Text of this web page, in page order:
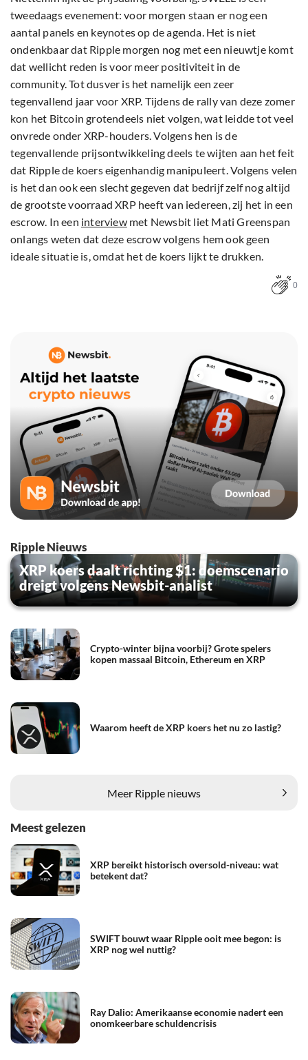
tweedaags evenement: voor morgen staan er nog een
aantal panels en keynotes op de agenda. Het is niet
ondenkbaar dat Ripple morgen nog met een nieuwtje komt
dat wellicht reden is voor meer positiviteit in de
community. Tot dusver is het namelijk een zeer
tegenvallend jaar voor XRP. Tijdens de rally van deze zomer
kon het Bitcoin grotendeels niet volgen, wat leidde tot veel
onvrede onder XRP-houders. Volgens hen is de
tegenvallende prijsontwikkeling deels te wijten aan het feit
dat Ripple de koers eigenhandig manipuleert. Volgens velen
is het dan ook een slecht gegeven dat bedrijf zelf nog altijd
de grootste voorraad XRP heeft van iedereen, zij het in een
escrow. In een interviewmet Newsbit liet Mati Greenspan
onlangs weten dat deze escrow volgens hem ook geen
ideale situatie is, omdat het de koers lijkt te drukken.
0
Ripple Nieuws
XRP koers daalt richting $1: doemscenario
dreigt volgens Newsbit-analist
Crypto-winter bijna voorbij? Grote spelers
kopen massaal Bitcoin, Ethereum en XRP
Waarom heeft de XRP koers het nu zo lastig?
Meer Ripple nieuws
Meest gelezen
XRP bereikt historisch oversold-niveau: wat
betekent dat?
SWIFT bouwt waar Ripple ooit mee begon: is
XRP nog wel nuttig?
Ray Dalio: Amerikaanse economie nadert een
onomkeerbare schuldencrisis